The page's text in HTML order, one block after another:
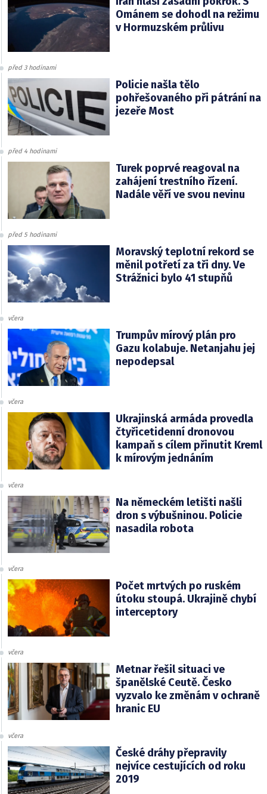
Ománem se dohodl na režimu
v Hormuzském průlivu
před 3 hodinami
Policie našla tělo
pohřešovaného při pátrání na
jezeře Most
před 4 hodinami
Turek poprvé reagoval na
zahájení trestního řízení.
Nadále věří ve svou nevinu
před 5 hodinami
Moravský teplotní rekord se
měnil potřetí za tři dny. Ve
Strážnici bylo 41 stupňů
včera
Trumpův mírový plán pro
Gazu kolabuje. Netanjahu jej
nepodepsal
včera
Ukrajinská armáda provedla
čtyřicetidenní dronovou
kampaň s cílem přinutit Kreml
k mírovým jednáním
včera
Na německém letišti našli
dron s výbušninou. Policie
nasadila robota
včera
Počet mrtvých po ruském
útoku stoupá. Ukrajině chybí
interceptory
včera
Metnar řešil situaci ve
španělské Ceutě. Česko
vyzvalo ke změnám v ochraně
hranic EU
včera
České dráhy přepravily
nejvíce cestujících od roku
2019